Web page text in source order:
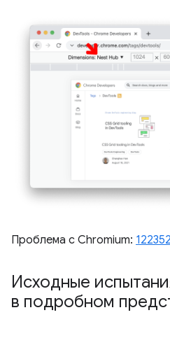
Проблема с Chromium:
Исходные
в подробном